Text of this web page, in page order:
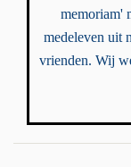
memoriam'
medeleven uit
vrienden. Wij